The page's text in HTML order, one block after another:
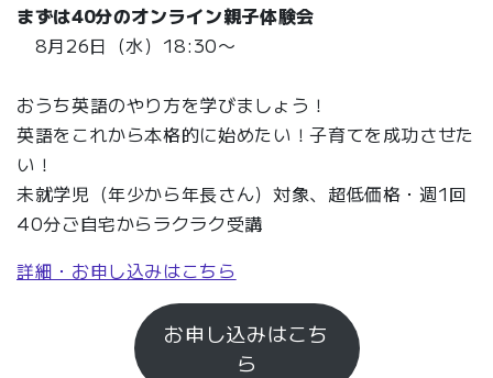
まずは40分のオンライン親子体験会
8月26日（水）18:30〜
おうち英語のやり方を学びましょう！
英語をこれから本格的に始めたい！子育てを成功させた
い！
未就学児（年少から年長さん）対象、超低価格・週1回
40分ご自宅からラクラク受講
詳細・お申し込みはこちら
お申し込みはこち
ら